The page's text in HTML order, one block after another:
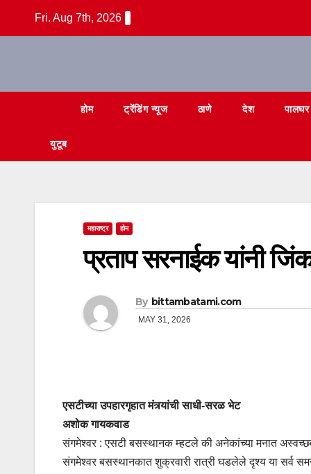
Fri. Aug 7th, 2026
होम ट्रेंडिंग न्यूज ठाणे देश पालघर
युटूब
महाराष्ट्र होम
प्रताप सरनाईक यांनी
By bittambatami.com
MAY 31, 2026
एसटीच्या उपहारगृहात मंत्र्यांची साधी-सरळ भेट
अशोक गायकवाड
संगमेश्वर : एसटी बसस्थानक म्हटले की अनेकांच्या मनात
संगमेश्वर बसस्थानकात शुक्रवारी रात्री घडलेले दृश्य या सर्व